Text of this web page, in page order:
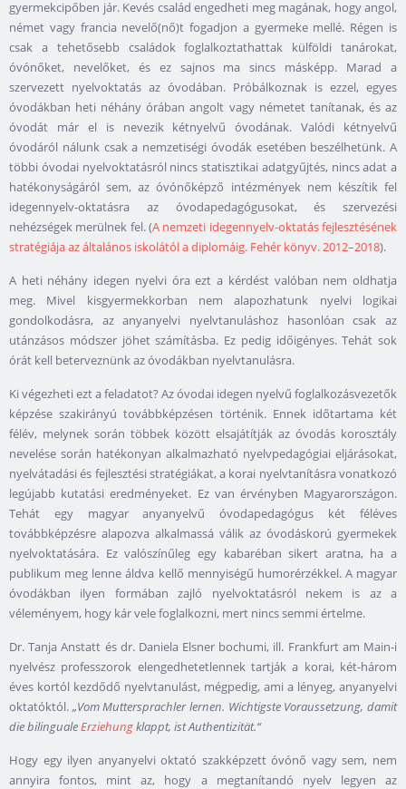
gyermekcipőben jár. Kevés család engedheti meg magának, hogy angol,
német vagy francia nevelő(nő)t fogadjon a gyermeke mellé. Régen is
csak a tehetősebb családok foglalkoztathattak külföldi tanárokat,
óvónőket, nevelőket, és ez sajnos ma sincs másképp. Marad a
szervezett nyelvoktatás az óvodában. Próbálkoznak is ezzel, egyes
óvodákban heti néhány órában angolt vagy németet tanítanak, és az
óvodát már el is nevezik kétnyelvű óvodának. Valódi kétnyelvű
óvodáról nálunk csak a nemzetiségi óvodák esetében beszélhetünk. A
többi óvodai nyelvoktatásról nincs statisztikai adatgyűjtés, nincs adat a
hatékonyságáról sem, az óvónőképző intézmények nem készítik fel
idegennyelv-oktatásra az óvodapedagógusokat, és szervezési
nehézségek merülnek fel. (A nemzeti idegennyelv-oktatás fejlesztésének
stratégiája az általános iskolától a diplomáig. Fehér könyv. 2012–2018).
A heti néhány idegen nyelvi óra ezt a kérdést valóban nem oldhatja
meg. Mivel kisgyermekkorban nem alapozhatunk nyelvi logikai
gondolkodásra, az anyanyelvi nyelvtanuláshoz hasonlóan csak az
utánzásos módszer jöhet számításba. Ez pedig időigényes. Tehát sok
órát kell beterveznünk az óvodákban nyelvtanulásra.
Ki végezheti ezt a feladatot? Az óvodai idegen nyelvű foglalkozásvezetők
képzése szakirányú továbbképzésen történik. Ennek időtartama két
félév, melynek során többek között elsajátítják az óvodás korosztály
nevelése során hatékonyan alkalmazható nyelvpedagógiai eljárásokat,
nyelvátadási és fejlesztési stratégiákat, a korai nyelvtanításra vonatkozó
legújabb kutatási eredményeket. Ez van érvényben Magyarországon.
Tehát egy magyar anyanyelvű óvodapedagógus két féléves
továbbképzésre alapozva alkalmassá válik az óvodáskorú gyermekek
nyelvoktatására. Ez valószínűleg egy kabaréban sikert aratna, ha a
publikum meg lenne áldva kellő mennyiségű humorérzékkel. A magyar
óvodákban ilyen formában zajló nyelvoktatásról nekem is az a
véleményem, hogy kár vele foglalkozni, mert nincs semmi értelme.
Dr. Tanja Anstatt és dr. Daniela Elsner bochumi, ill. Frankfurt am Main-i
nyelvész professzorok elengedhetetlennek tartják a korai, két-három
éves kortól kezdődő nyelvtanulást, mégpedig, ami a lényeg, anyanyelvi
oktatóktól. „Vom Muttersprachler lernen. Wichtigste Voraussetzung, damit
die bilingualeErziehungklappt, ist Authentizität.“
Hogy egy ilyen anyanyelvi oktató szakképzett óvónő vagy sem, nem
annyira fontos, mint az, hogy a megtanítandó nyelv legyen az